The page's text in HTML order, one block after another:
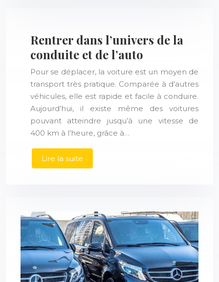
Rentrer dans l’univers de la
conduite et de l’auto
Pour se déplacer, la voiture est un moyen de
transport très pratique. Comparée à d’autres
véhicules, elle est rapide et facile à conduire.
Aujourd’hui, il existe même des voitures
pouvant atteindre jusqu’à une vitesse de
400 km à l’heure, grâce à…
Lire la suite